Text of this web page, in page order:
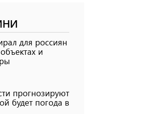
для россиян
и
прогнозируют
будет погода в